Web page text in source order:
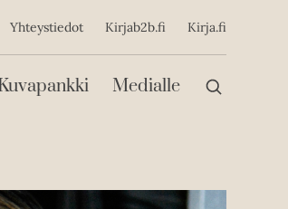
Yhteystiedot Kirjab2b.fi Kirja.fi
Medialle